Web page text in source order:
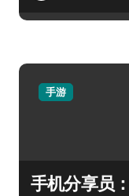
手游
手机分享员